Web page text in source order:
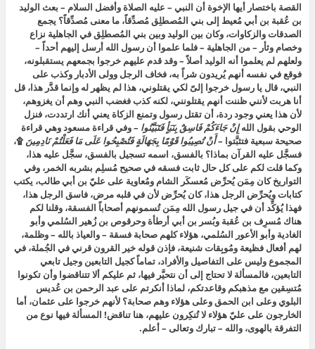
القصة باختصار أيها الإخوة أن النبي – عليه الصلاة وأفضل السلام – بعث الوليد
بن عُقبة بن أبي مُعيط إلى بني المُصطلِق مُصدِّقاً، ما معنى مُصدِّقاً؟ يجمع
الصدقات والزكاوات، وكان بين الوليد وبين بني المُصطلِق في الجاهلية نزاع
وخصام وثأر – من الجاهلية – فلما علموا أن رسول الله أرسل إليهم أحداً –
ولعلهم لم يعلموا أنه الوليد أصلاً – وقد قدم عليهم خرجوا بجمعهم يستقبلونه،
فوقع في نفسه أنهم يُريدون شراً به، فخاف الرجل وولى الأدبار وكذب على
النبي، قال يا رسول خرجوا إلىّ لكي يقتلوني، هذا لم يظهر له وإنما قدَّر هذا، قل
أنا هربت لأنني ظننت أنهم يقتلونني، لكنه كذب فغضب النبي وهم أن يغزوهم،
لأن هذا يعني وجود ردة، أن تقتل رسول وتمنع الزكاة يعني أنك ارتددت، فنزل
الوحي بقول اللهإِنْ جَاءَكُمْ فَاسِقٌ بِنَبَأٍ فَتَبَيَّنُوا – وفي قراءة مسعود وهي قراءة
صحيحة سبعية فتثبَّتوا –أَنْ تُصِيبُوا قَوْمًا بِجَهَالَةٍ فَتُصْبِحُوا عَلَى مَا فَعَلْتُمْ نَادِمِينَ ۩،
فسجَّل عليه القرآن بماذا؟ بالفسق، اسمه تسجيل بالفسق، سجَّل عليه هذا،
وكما قلت لكم على كل حال ثابت فسقه في صحيح مُسلِم بشربه الخمر، وفي
التواريخ كان مِمَن يُحرِّض مُعسكَر الشام ومُعاوية على عليّ بن أبي طالب، يكتب
كتابات ويُحرِّض الرجل هذا، كان يُحرِّض لأن في قلبه مرض، فاسق الرجل هذا،
فهذا يُؤكِّد أن في جيل رسول الله مِمَن تُسمونهم أصحاباً الفسقة، وقلنا لكم
هناك مُسرِف بن عُقبة وبُسر بن أبي أرطأة وحرقوص بن زُهير السُلمي وأبو
الغادية وأبو الأعور السُلمي، هؤلاء كلهم صحابة فسقة – والعياذ بالله – وظلمة،
لهم أفعال فظيعة ومُوبِقات شنيعة، فإذن قوله خير القرون قرني في الجُملة، في
المجموع وليس على التفاصيل والأفراد، تماماً كجيل التابعين وجيل تابعي
التابعين، فالمسألة لا تحتاج إلى أن نتحيَّر فيها، ثم عليكم ألا تتناقضوا وأن تكونوا
مُتسِقين مع مذهبكم وقاعدتكم، لماذا أنكرتم على عبد الرحمن بن عُديس
البلوي وعلى ابن الحمق وعلى هؤلاء وهم صحابة؟ لأنهم خرجوا على عثمان، أما
الخارجون على عليّ هؤلاء لا تُنكِرون عليهم، هنا تناقض! المسألة فيها نوع من
التفرقة بالهوى، والله – تبارك وتعالى – أعلم.